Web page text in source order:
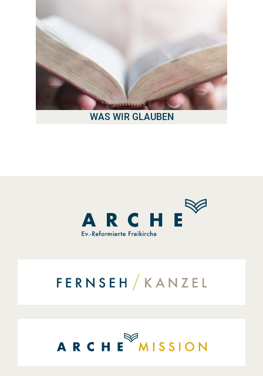
WAS WIR GLAUBEN